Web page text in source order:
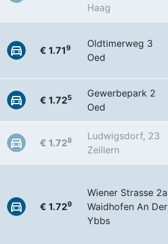
Haag
€ 1.719
Oldtimerweg 3
Oed
€ 1.725
Gewerbepark 2
Oed
€ 1.728
Ludwigsdorf, 23
Zeillern
€ 1.729
Wiener Strasse 2a
Waidhofen An Der
Ybbs